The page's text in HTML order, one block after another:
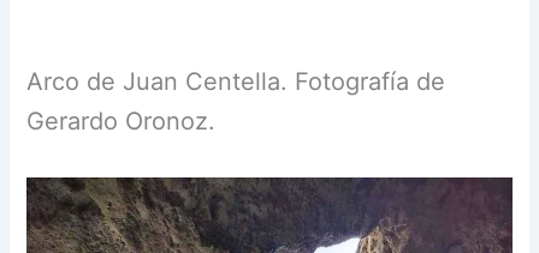
Arco de Juan Centella. Fotografía de
Gerardo Oronoz.